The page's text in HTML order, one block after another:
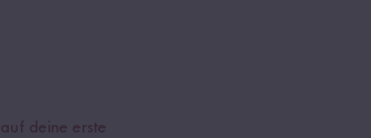
auf deine erste